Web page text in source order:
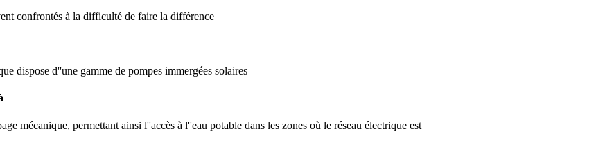
confrontés à la difficulté de faire la différence
dispose d''une gamme de pompes immergées solaires
mécanique, permettant ainsi l''accès à l''eau potable dans les zones où le réseau électrique est